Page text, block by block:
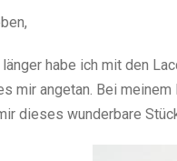
habe ich mit den
mir angetan. Bei
dieses wunderbare